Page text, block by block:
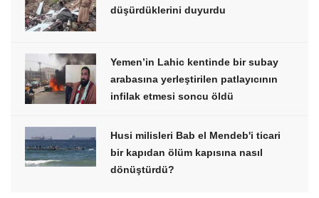
düşürdüklerini duyurdu
Yemen’in Lahic kentinde bir subay
arabasına yerleştirilen patlayıcının
infilak etmesi soncu öldü
Husi milisleri Bab el Mendeb'i ticari
bir kapıdan ölüm kapısına nasıl
dönüştürdü?